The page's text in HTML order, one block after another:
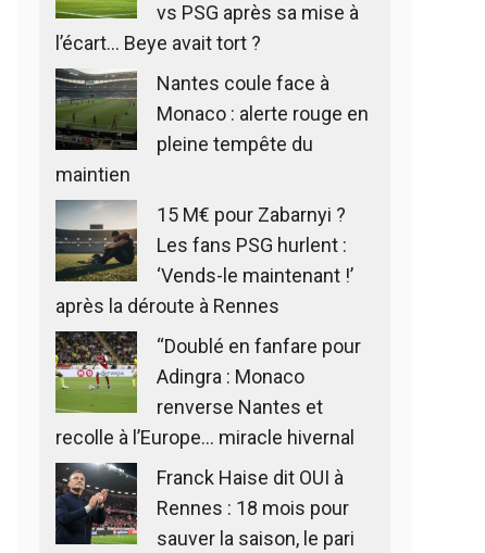
vs PSG après sa mise à
l’écart… Beye avait tort ?
Nantes coule face à
Monaco : alerte rouge en
pleine tempête du
maintien
15 M€ pour Zabarnyi ?
Les fans PSG hurlent :
‘Vends-le maintenant !’
après la déroute à Rennes
“Doublé en fanfare pour
Adingra : Monaco
renverse Nantes et
recolle à l’Europe… miracle hivernal
Franck Haise dit OUI à
Rennes : 18 mois pour
sauver la saison, le pari